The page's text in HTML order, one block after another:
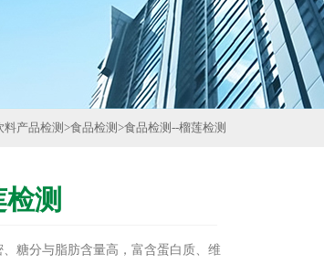
产品检测 >食品检测 >食品检测--榴莲检测
测
糖分与脂肪含量高，富含蛋白质、维